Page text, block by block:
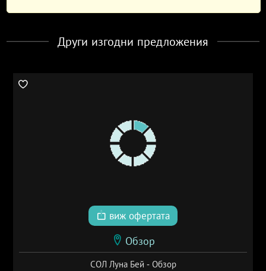
Други изгодни предложения
виж офертата
Обзор
СОЛ Луна Бей - Обзор